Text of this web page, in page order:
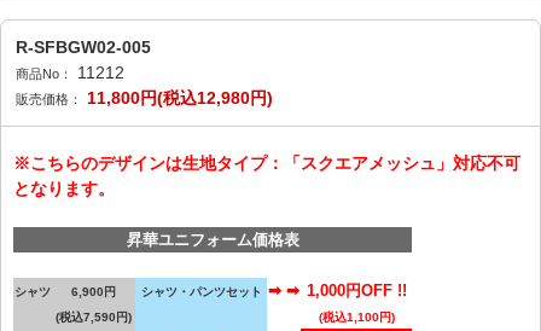
R-SFBGW02-005
商品No： 11212
販売価格： 11,800円(税込12,980円)
※こちらのデザインは生地タイプ：「スクエアメッシュ」対応不可
となります。
昇華ユニフォーム価格表
シャツ
6,900円
(税込7,590円)
シャツ・パンツセット ➡ ➡ 1,000円OFF !!
(税込1,100円)